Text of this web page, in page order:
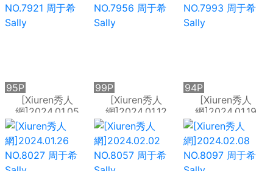
[Xiuren秀人
網]2024.01.05
NO.7921 周于希
Sally
95P
[Xiuren秀人
網]2024.01.12
NO.7956 周于希
Sally
99P
[Xiuren秀人
網]2024.01.19
NO.7993 周于希
Sally
94P